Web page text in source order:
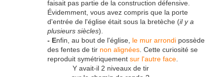
faisait pas partie de la construction défensive.
Évidemment, vous avez compris que la porte
d'entrée de l'église était sous la bretèche (il y a
plusieurs siècles).
- Enfin, au bout de l'église, le mur arrondi possède
des fentes de tir non alignées . Cette curiosité se
reproduit symétriquement sur l'autre face
Y avait-il 2 niveaux de tir